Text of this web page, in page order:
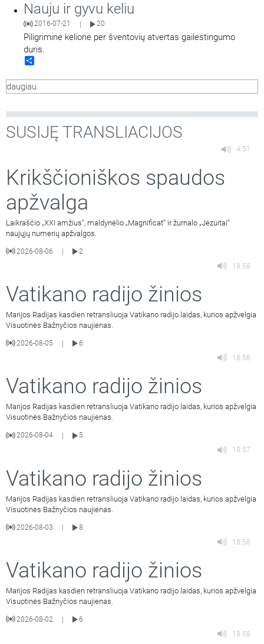
Nauju ir gyvu keliu
2016-07-21 20
Piligriminė kelionė per šventovių atvertas gailestingumo
duris.
daugiau
SUSIJĘ TRANSLIACIJOS
4:51
Krikščioniškos spaudos
apžvalga
Laikraščio „XXI amžius“, maldynėlio „Magnificat“ ir žurnalo „Jėzuitai“
naujųjų numerių apžvalgos.
2026-08-06
2
18:58
Vatikano radijo žinios
Marijos Radijas kasdien retransliuoja Vatikano radijo laidas, kurios apžvelgia
Visuotinės Bažnyčios naujienas.
2026-08-05 |
6
18:58
Vatikano radijo žinios
Marijos Radijas kasdien retransliuoja Vatikano radijo laidas, kurios apžvelgia
Visuotinės Bažnyčios naujienas.
2026-08-04
5
18:57
Vatikano radijo žinios
Marijos Radijas kasdien retransliuoja Vatikano radijo laidas, kurios apžvelgia
Visuotinės Bažnyčios naujienas.
2026-08-03
8
18:58
Vatikano radijo žinios
Marijos Radijas kasdien retransliuoja Vatikano radijo laidas, kurios apžvelgia
Visuotinės Bažnyčios naujienas.
2026-08-02 |
6
18:58